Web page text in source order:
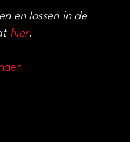
en lossen in de
hier.